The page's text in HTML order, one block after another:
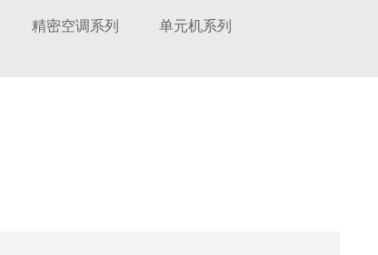
系列>单元机系列 >空气能热水机系列
精密空调系列
单元机系列